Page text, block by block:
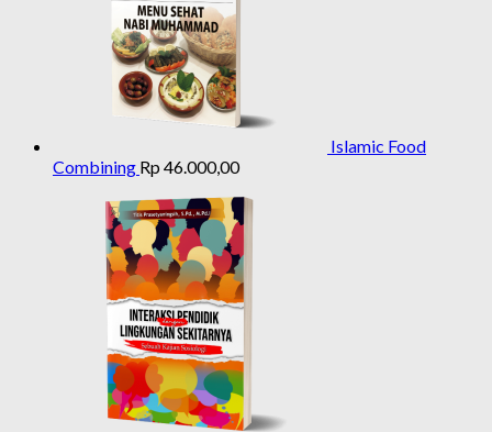
Islamic Food
Combining Rp 46.000,00